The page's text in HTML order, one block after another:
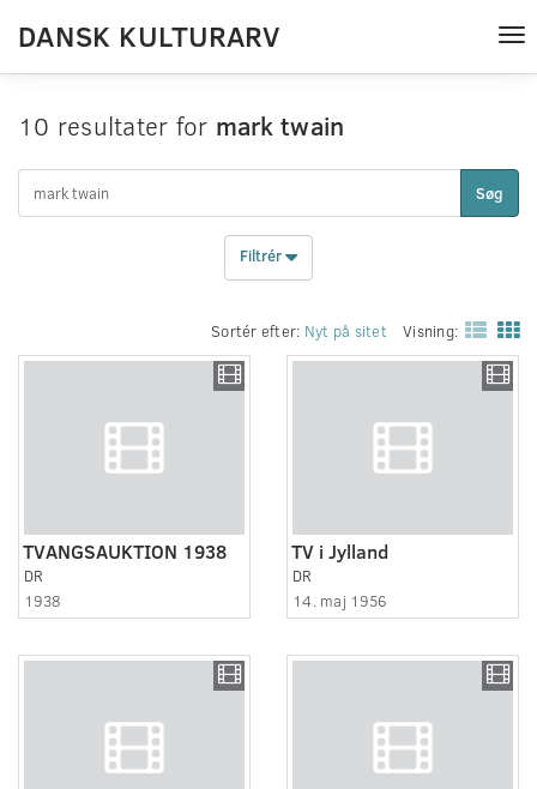
DANSK KULTURARV
10 resultater for mark twain
Søg
Filtrér
Sortér efter: Nyt på sitet Visning:
TVANGSAUKTION 1938
DR
1938
TV i Jylland
DR
14. maj 1956